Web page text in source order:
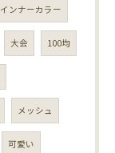
インナーカラー
大会 100均
メッシュ
可愛い